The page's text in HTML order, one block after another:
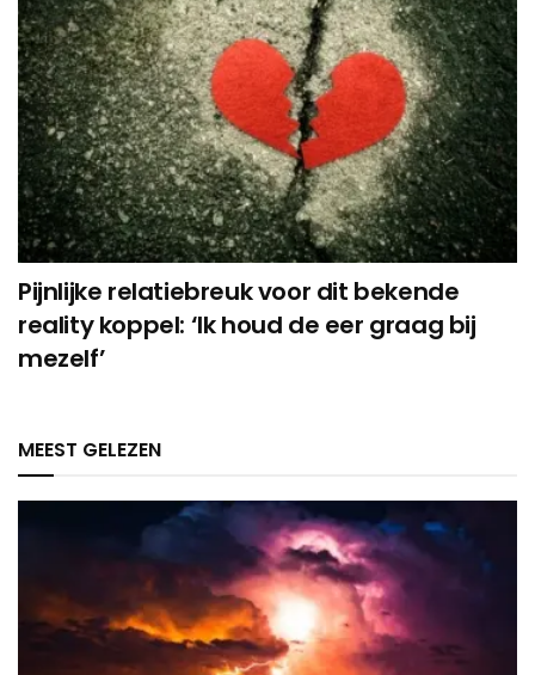
Pijnlijke relatiebreuk voor dit bekende
reality koppel: ‘Ik houd de eer graag bij
mezelf’
MEEST GELEZEN